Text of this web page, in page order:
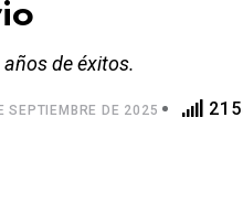
de éxitos.
SEPTIEMBRE DE 2025